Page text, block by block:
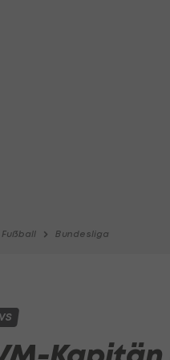
Fußball Bundesliga